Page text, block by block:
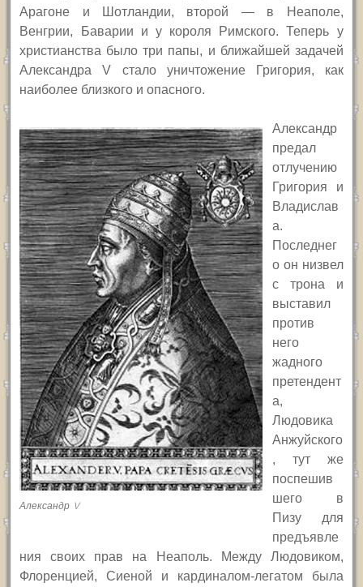
Арагоне и Шотландии, второй — в Неаполе,
Венгрии, Баварии и у короля Римского. Теперь у
христианства было три папы, и ближайшей задачей
АлександраV стало уничтожение Григория, как
наиболее близкого и опасного.
Александр V
Александр
предал
отлучению
Григория и
Владислав
а.
Последнег
о он низвел
с трона и
выставил
против
него
жадного
претендент
а,
Людовика
Анжуйского
, тут же
поспешив
шего в
Пизу для
предъявле
ния своих прав на Неаполь. Между Людовиком,
Флоренцией, Сиеной и кардиналом-легатом была